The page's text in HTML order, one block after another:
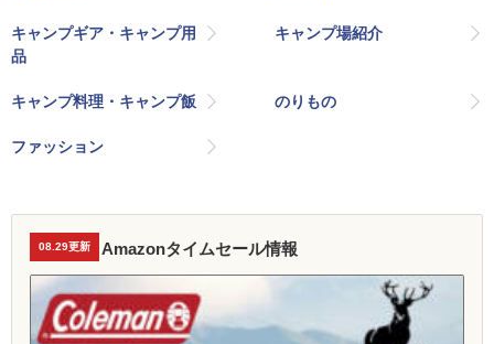
キャンプギア・キャンプ用
品
キャンプ場紹介
キャンプ料理・キャンプ飯 のりもの
ファッション
08.29更新 Amazonタイムセール情報